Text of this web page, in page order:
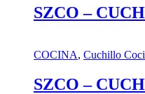
SZCO –
COCINA, Cuchillo
SZCO –